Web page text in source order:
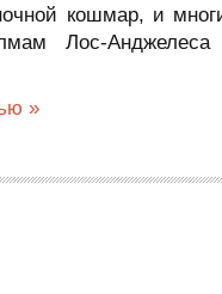
кошмар, и
Лос-
»